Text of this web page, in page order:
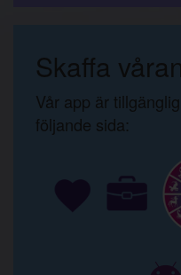
Skaffa
Vår app är
följande sida: